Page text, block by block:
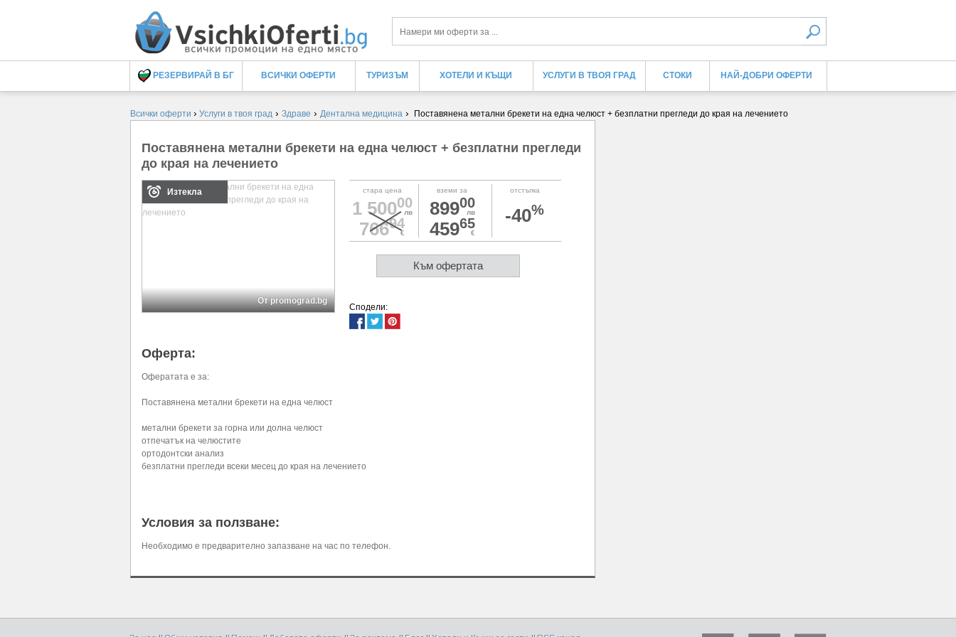
Търси
РЕЗЕРВИРАЙ В БГ ВСИЧКИ ОФЕРТИ ТУРИЗЪМ ХОТЕЛИ И КЪЩИ УСЛУГИ В ТВОЯ ГРАД СТОКИ НАЙ-ДОБРИ ОФЕРТИ
Всички оферти › Услуги в твоя град › Здраве › Дентална медицина › Поставянена метални брекети на една челюст + безплатни прегледи до края на лечението
Поставянена метални брекети на една челюст + безплатни прегледи
до края на лечението
Изтекла
От promograd.bg
стара цена
1 50000
лв
76694
€
вземи за
89900
лв
45965
€
отстъпка
-40%
Към офертата
Сподели:
Оферта:
Офератата е за:
Поставянена метални брекети на една челюст
метални брекети за горна или долна челюст
отпечатък на челюстите
ортодонтски анализ
безплатни прегледи всеки месец до края на лечението
Условия за ползване:
Необходимо е предварително запазване на час по телефон.